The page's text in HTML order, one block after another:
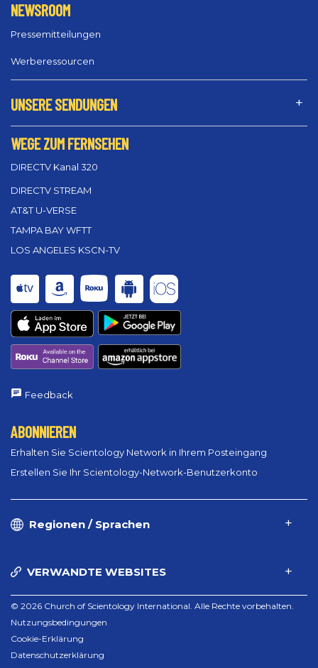
NEWSROOM
Pressemitteilungen
Werberessourcen
UNSERE SENDUNGEN
WEGE ZUM FERNSEHEN
DIRECTV Kanal 320
DIRECTV STREAM
AT&T U-VERSE
TAMPA BAY WFTT
LOS ANGELES KSCN-TV
Feedback
ABONNIEREN
Erhalten Sie Scientology Network in Ihrem Posteingang
Erstellen Sie Ihr Scientology-Network-Benutzerkonto
Regionen / Sprachen
VERWANDTE WEBSITES
© 2026 Church of Scientology International. Alle Rechte vorbehalten.
Nutzungsbedingungen
Cookie-Erklärung
Datenschutzerklärung